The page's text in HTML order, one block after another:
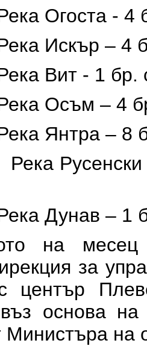
Огоста -
Искър – 4
Вит - 1
Осъм – 4
Янтра – 8
Река
Дунав – 1
на месец
за
център
основа
Министъра на